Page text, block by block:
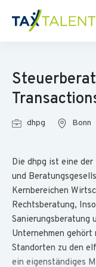
dhpg Bonn
Die dhpg ist eine
und
Kernbereichen
Rechtsberatung,
Sanierungsberatung
Unternehmen
Standorten zu den
ein eigenständiges